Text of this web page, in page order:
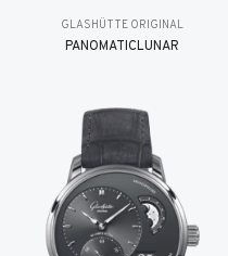
GLASHÜTTE ORIGINAL
PANOMATICLUNAR